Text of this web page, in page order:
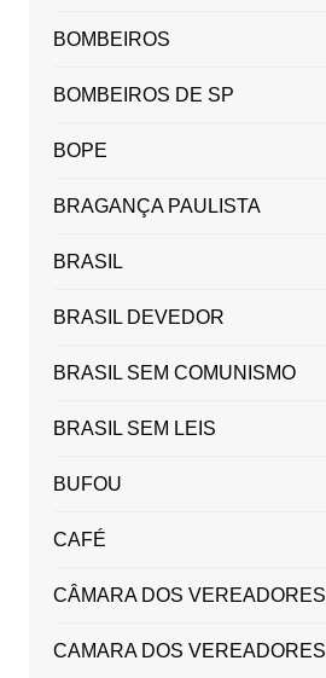
BOMBEIROS
BOMBEIROS DE SP
BOPE
BRAGANÇA PAULISTA
BRASIL
BRASIL DEVEDOR
BRASIL SEM COMUNISMO
BRASIL SEM LEIS
BUFOU
CAFÉ
CÂMARA DOS VEREADORES
CAMARA DOS VEREADORES